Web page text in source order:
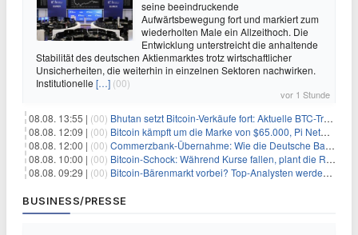
seine beeindruckende
Aufwärtsbewegung fort und markiert zum
wiederholten Male ein Allzeithoch. Die
Entwicklung unterstreicht die anhaltende
Stabilität des deutschen Aktienmarktes trotz wirtschaftlicher
Unsicherheiten, die weiterhin in einzelnen Sektoren nachwirken.
Institutionelle […] (00)
vor 1 Stunde
08.08. 13:55 | (00) Bhutan setzt Bitcoin-Verkäufe fort: Aktuelle BTC-Transaktionen
08.08. 12:09 | (00) Bitcoin kämpft um die Marke von $65.000, Pi Network gewinnt an Unterstützung
08.08. 12:00 | (00) Commerzbank-Übernahme: Wie die Deutsche Bank im Schatten zum großen Gewinner wird
08.08. 10:00 | (00) Bitcoin-Schock: Während Kurse fallen, plant die Regierung die Steuer-Bombe
08.08. 09:29 | (00) Bitcoin-Bärenmarkt vorbei? Top-Analysten werden optimistisch, aber die Geschichte sagt etwas anderes
BUSINESS/PRESSE